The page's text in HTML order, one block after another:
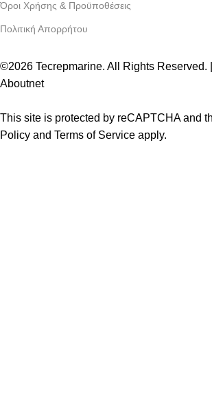
Όροι Χρήσης & Προϋποθέσεις
Πολιτική Απορρήτου
©2026 Tecrepmarine. All Rights Reserved.
Aboutnet
This site is protected by reCAPTCHA and
Policy and Terms of Service apply.